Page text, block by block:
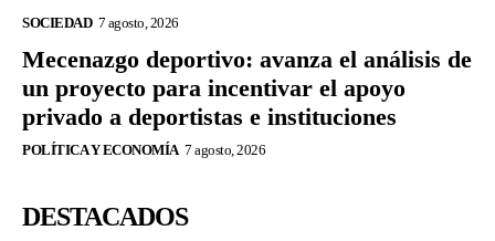
SOCIEDAD 7 agosto, 2026
Mecenazgo deportivo: avanza el análisis de
un proyecto para incentivar el apoyo
privado a deportistas e instituciones
POLÍTICA Y ECONOMÍA 7 agosto, 2026
DESTACADOS